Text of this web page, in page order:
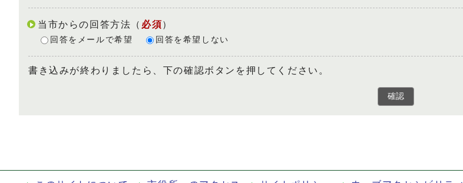
当市からの回答方法 （ 必須）
回答をメールで希望 回答を希望しない
書き込みが終わりましたら、下の確認ボタンを押してください。
確認